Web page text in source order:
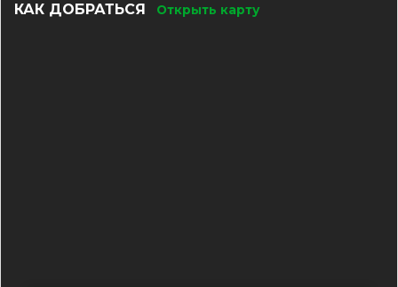
КАК ДОБРАТЬСЯ Открыть карту